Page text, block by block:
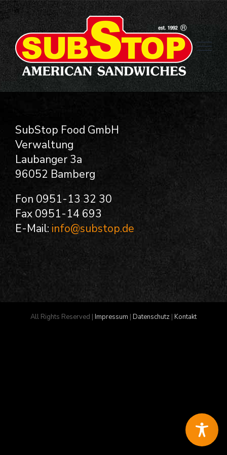
Zum
Inhalt
springen
SubStop Food GmbH
Verwaltung
Laubanger 3a
96052 Bamberg
Fon 0951-13 32 30
Fax 0951-14 693
E-Mail: info@substop.de
All Rights Reserved | Impressum | Datenschutz | Kontakt